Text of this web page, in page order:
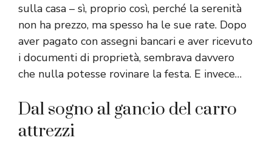
sulla casa – sì, proprio così, perché la serenità
non ha prezzo, ma spesso ha le sue rate. Dopo
aver pagato con assegni bancari e aver ricevuto
i documenti di proprietà, sembrava davvero
che nulla potesse rovinare la festa. E invece…
Dal sogno al gancio del carro
attrezzi